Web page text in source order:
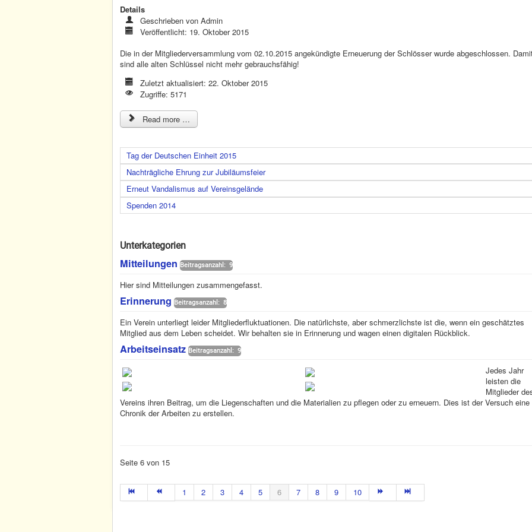
Details
Geschrieben vonAdmin
Veröffentlicht: 19. Oktober 2015
Die in der Mitgliederversammlung vom 02.10.2015 angekündigte Erneuerung der Schlösser wurde abgeschlossen.
sind alle alten Schlüssel nicht mehr gebrauchsfähig!
Zuletzt aktualisiert: 22. Oktober 2015
Zugriffe: 5171
Read more …
Tag der Deutschen Einheit 2015
Nachträgliche Ehrung zur Jubiläumsfeier
Erneut Vandalismus auf Vereinsgelände
Spenden 2014
Unterkategorien
Mitteilungen Beitragsanzahl: 9
Hier sind Mitteilungen zusammengefasst.
Erinnerung Beitragsanzahl: 8
Ein Verein unterliegt leider Mitgliederfluktuationen. Die natürlichste, aber schmerzlichste ist die, wenn ein geschätztes
Mitglied aus dem Leben scheidet. Wir behalten sie in Erinnerung und wagen einen digitalen Rückblick.
Arbeitseinsatz Beitragsanzahl: 9
Jedes Jahr
leisten die
Mitglieder
Vereins ihren Beitrag, um die Liegenschaften und die Materialien zu pflegen oder zu erneuern. Dies ist der Versuch eine
Chronik der Arbeiten zu erstellen.
Seite 6 von 15
1 2 3 4 5 6 7 8 9 10